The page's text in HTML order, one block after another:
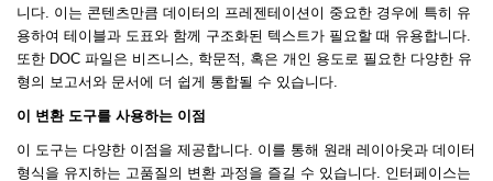
니다. 이는 콘텐츠만큼 데이터의 프레젠테이션이 중요한 경우에 특히 유
용하여 테이블과 도표와 함께 구조화된 텍스트가 필요할 때 유용합니다.
또한 DOC 파일은 비즈니스, 학문적, 혹은 개인 용도로 필요한 다양한 유
형의 보고서와 문서에 더 쉽게 통합될 수 있습니다.
이 변환 도구를 사용하는 이점
이 도구는 다양한 이점을 제공합니다. 이를 통해 원래 레이아웃과 데이터
형식을 유지하는 고품질의 변환 과정을 즐길 수 있습니다. 인터페이스는